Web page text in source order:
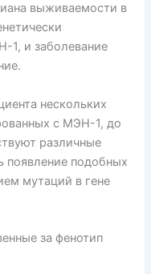
выживаемости в
и заболевание
нескольких
с МЭН-1, до
различные
появление подобных
мутаций в гене
за фенотип